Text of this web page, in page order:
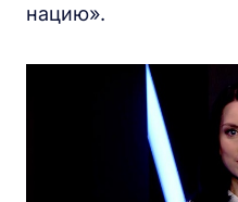
нацию».